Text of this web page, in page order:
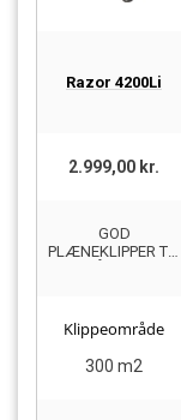
Razor 4200Li
2.999,00 kr.
GOD
PLÆNEKLIPPER TIL
Klippeområde
300 m2